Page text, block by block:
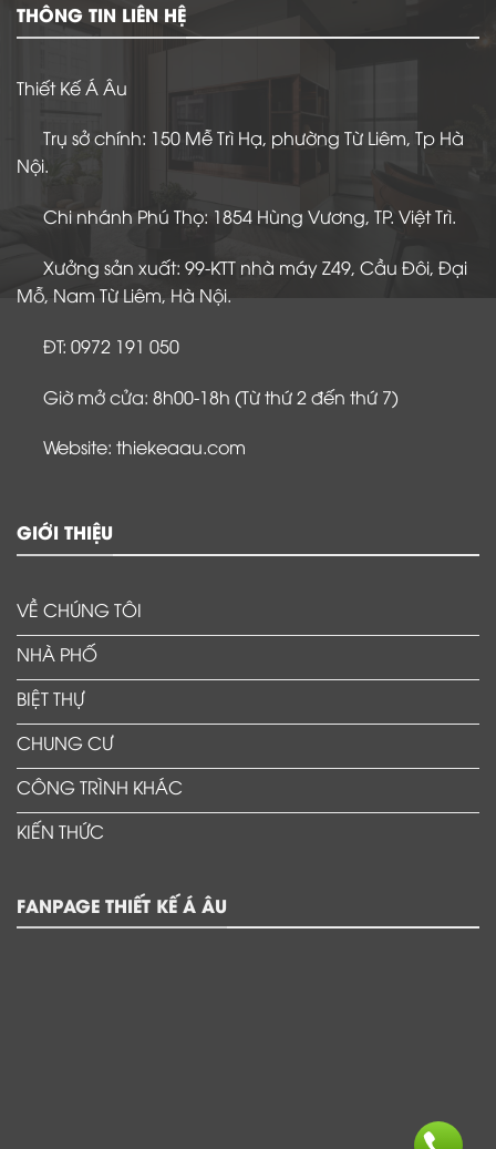
THÔNG TIN LIÊN HỆ
Thiết Kế Á Âu
Trụ sở chính: 150 Mễ Trì Hạ, phường Từ Liêm, Tp Hà
Nội.
Chi nhánh Phú Thọ: 1854 Hùng Vương, TP. Việt Trì.
Xưởng sản xuất: 99-KTT nhà máy Z49, Cầu Đôi, Đại
Mỗ, Nam Từ Liêm, Hà Nội.
ĐT: 0972 191 050
Giờ mở cửa: 8h00-18h (Từ thứ 2 đến thứ 7)
Website: thiekeaau.com
GIỚI THIỆU
VỀ CHÚNG TÔI
NHÀ PHỐ
BIỆT THỰ
CHUNG CƯ
CÔNG TRÌNH KHÁC
KIẾN THỨC
FANPAGE THIẾT KẾ Á ÂU